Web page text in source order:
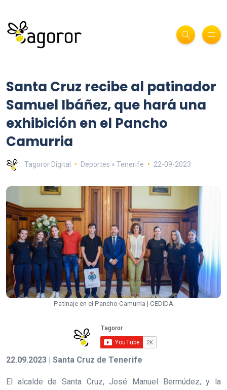
Santa Cruz recibe al patinador
Samuel Ibáñez, que hará una
exhibición en el Pancho
Camurria
Tagoror Digital Deportes » Tenerife 22-09-2023
Patinaje en el Pancho Camurria | CEDIDA
22.09.2023 | Santa Cruz de Tenerife
El alcalde de Santa Cruz, José Manuel Bermúdez, y la